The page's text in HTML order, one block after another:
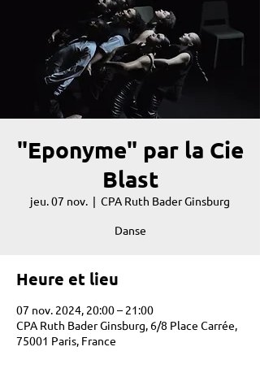
"Eponyme" par la Cie
Blast
jeu. 07 nov.
  |
CPA Ruth Bader Ginsburg
Danse
Heure et lieu
07 nov. 2024, 20:00 – 21:00
CPA Ruth Bader Ginsburg, 6/8 Place Carrée,
75001 Paris, France